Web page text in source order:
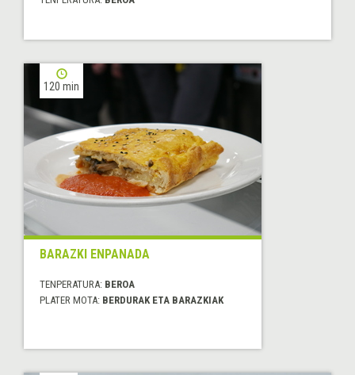
120 min
BARAZKI ENPANADA
TENPERATURA: BEROA
PLATER MOTA: BERDURAK ETA BARAZKIAK